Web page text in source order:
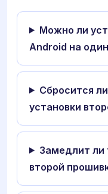
Можно ли
Android на
Сбросится
установки
Замедлит ли
второй